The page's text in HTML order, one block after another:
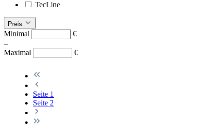
TecLine
Preis
Minimal
€
–
Maximal
€
Seite 1
Seite 2